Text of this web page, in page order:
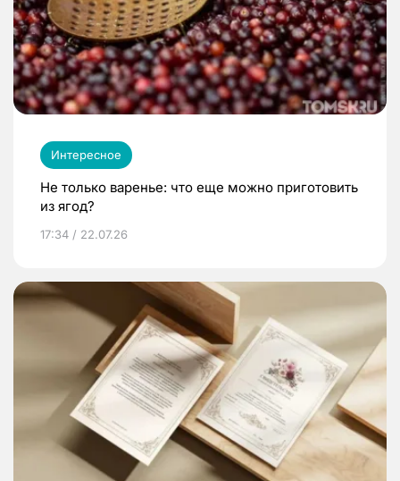
Интересное
Не только варенье: что еще можно приготовить
из ягод?
17:34 / 22.07.26